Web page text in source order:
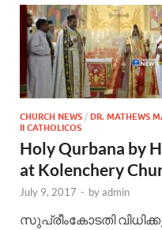
CHURCH NEWS / DR. MATHEWS
II CATHOLICOS
Holy Qurbana by
at Kolenchery
July 9, 2017 - byadmin
സുപ്രീംകോടതി